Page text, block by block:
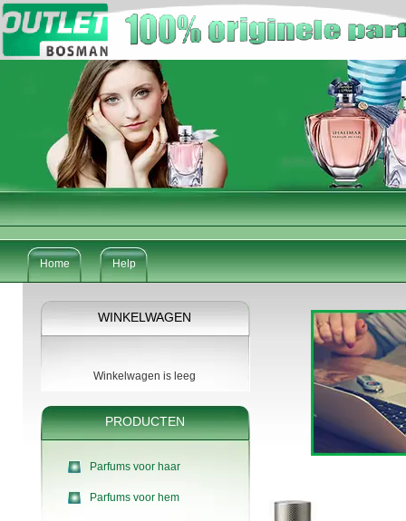
Home Help
WINKELWAGEN
Winkelwagen is leeg
PRODUCTEN
Parfums voor haar
Parfums voor hem